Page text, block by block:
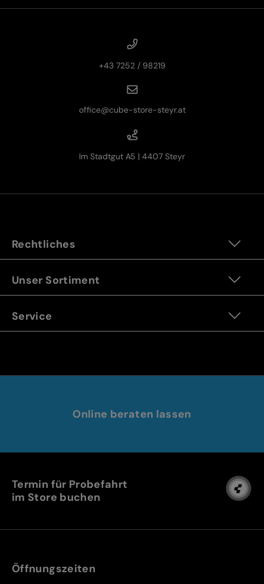
+43 7252 / 98219
office@cube-store-steyr.at
Im Stadtgut A5 | 4407 Steyr
Rechtliches
Unser Sortiment
Service
Online beraten lassen
Termin für Probefahrt
im Store buchen
Öffnungszeiten